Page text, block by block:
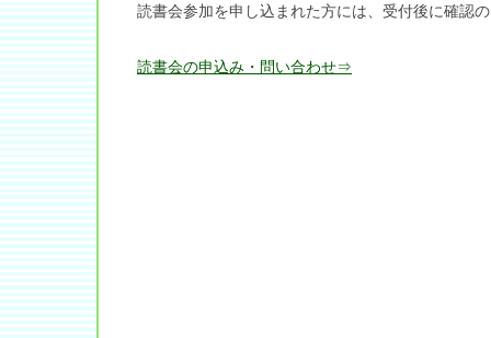
読書会参加を申し込まれた方には、受付後に確認
読書会の申込み・問い合わせ⇒